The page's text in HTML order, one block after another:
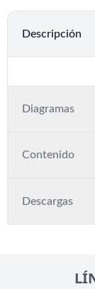
Descripción
Diagramas
Contenido
Descargas